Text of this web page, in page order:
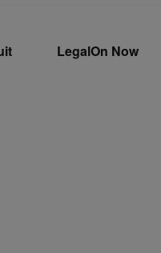
LegalOn Now